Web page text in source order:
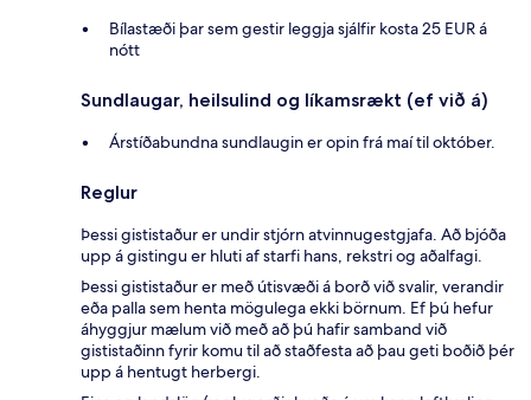
Bílastæði þar sem gestir leggja sjálfir kosta 25 EUR á
nótt
Sundlaugar, heilsulind og líkamsrækt (ef við á)
Árstíðabundna sundlaugin er opin frá maí til október.
Reglur
Þessi gististaður er undir stjórn atvinnugestgjafa. Að bjóða
upp á gistingu er hluti af starfi hans, rekstri og aðalfagi.
Þessi gististaður er með útisvæði á borð við svalir, verandir
eða palla sem henta mögulega ekki börnum. Ef þú hefur
áhyggjur mælum við með að þú hafir samband við
gististaðinn fyrir komu til að staðfesta að þau geti boðið þér
upp á hentugt herbergi.